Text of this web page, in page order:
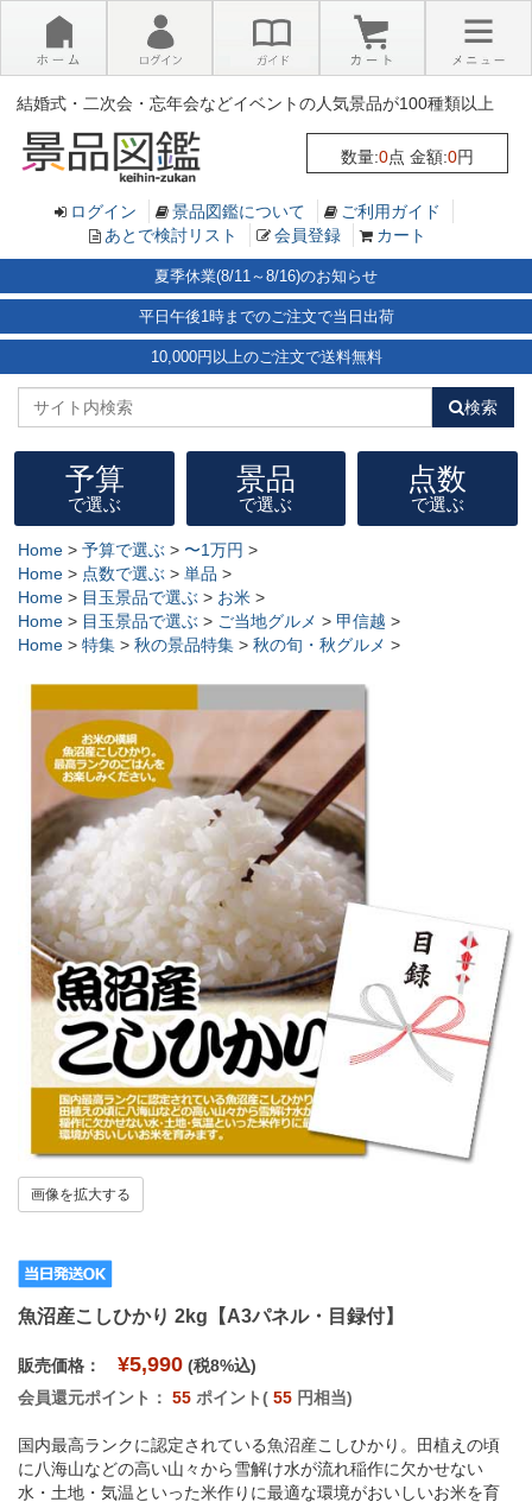
結婚式・二次会・忘年会などイベントの人気景品が100種類以上
数量:0点 金額:0円
×
ログイン 景品図鑑について
ご利用ガイド
あとで検討リスト
会員登録 カート
夏季休業(8/11～8/16)のお知らせ
平日午後1時までのご注文で当日出荷
10,000円以上のご注文で送料無料
検索
予算
で選ぶ
景品
で選ぶ
点数
で選ぶ
Home > 予算で選ぶ > 〜1万円 >
Home > 点数で選ぶ > 単品 >
Home > 目玉景品で選ぶ > お米 >
Home > 目玉景品で選ぶ > ご当地グルメ > 甲信越 >
Home > 特集 > 秋の景品特集 > 秋の旬・秋グルメ >
画像を拡大する
魚沼産こしひかり 2kg【A3パネル・目録付】
販売価格： ¥5,990 (税8%込)
会員還元ポイント： 55 ポイント( 55 円相当)
国内最高ランクに認定されている魚沼産こしひかり。田植えの頃
に八海山などの高い山々から雪解け水が流れ稲作に欠かせない
水・土地・気温といった米作りに最適な環境がおいしいお米を育